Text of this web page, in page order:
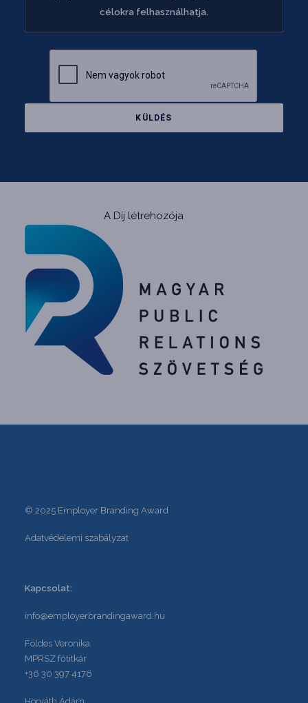
célokra felhasználhatja.
A Díj létrehozója
© 2025 Employer Branding Award
Adatvédelemi szabályzat
Kapcsolat:
info@employerbrandingaward.hu
Földes Veronika
MPRSZ főtitkár
+36 30 397 4176